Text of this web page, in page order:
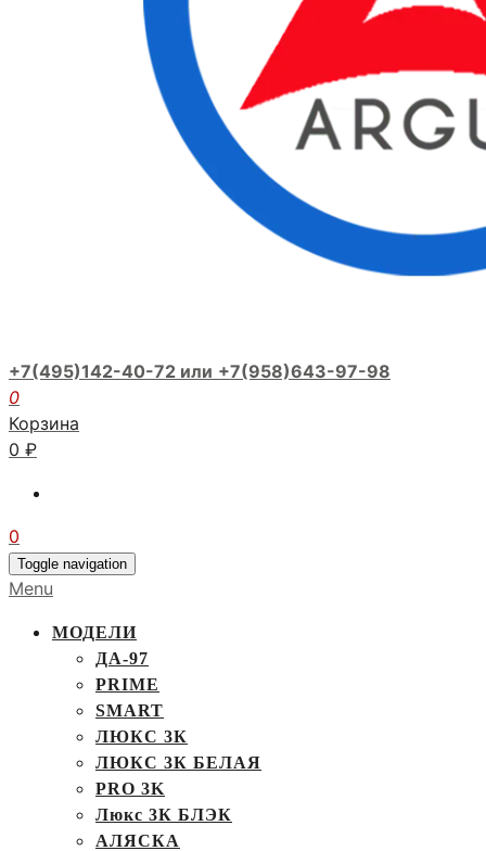
+7(495)142-40-72 или +7(958)643-97-98
0
Корзина
0 ₽
0
Toggle navigation
Menu
МОДЕЛИ
ДА-97
PRIME
SMART
ЛЮКС 3К
ЛЮКС 3К БЕЛАЯ
PRO 3K
Люкс 3К БЛЭК
АЛЯСКА